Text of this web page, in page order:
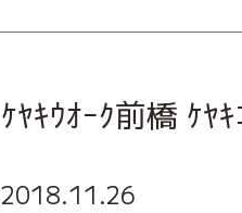
ｹﾔｷｳｵｰｸ前橋 ｹﾔ
2018.11.26